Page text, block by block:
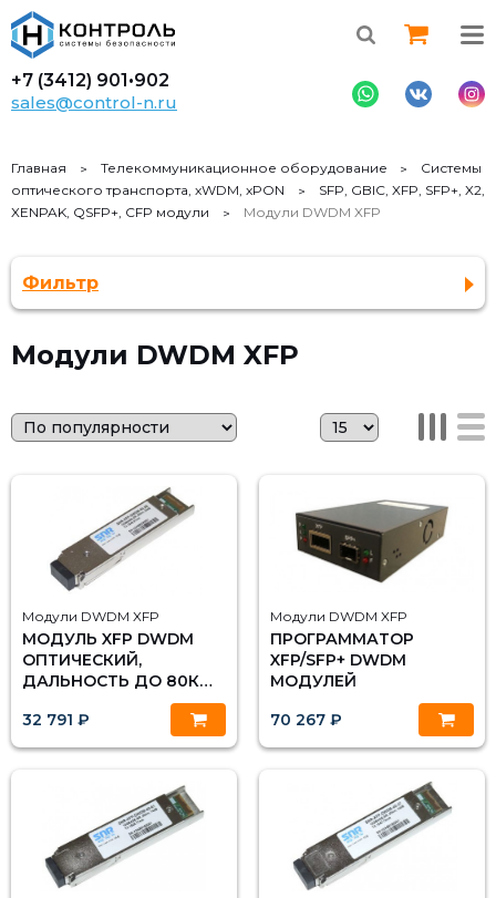
+7 (3412) 901•902
sales@control-n.ru
Главная Телекоммуникационное оборудование
Системы
оптического транспорта, xWDM, xPON
SFP, GBIC, XFP, SFP+, X2,
XENPAK, QSFP+, CFP модули
Модули DWDM XFP
Модули DWDM XFP
Модули DWDM XFP
МОДУЛЬ XFP DWDM
ОПТИЧЕСКИЙ,
ДАЛЬНОСТЬ ДО 80КМ
32 791 ₽
Модули DWDM XFP
ПРОГРАММАТОР
XFP/SFP+ DWDM
МОДУЛЕЙ
70 267 ₽
Фильтр